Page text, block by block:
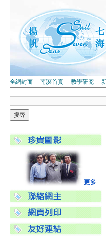
全網封面 南溟首頁 教學研究